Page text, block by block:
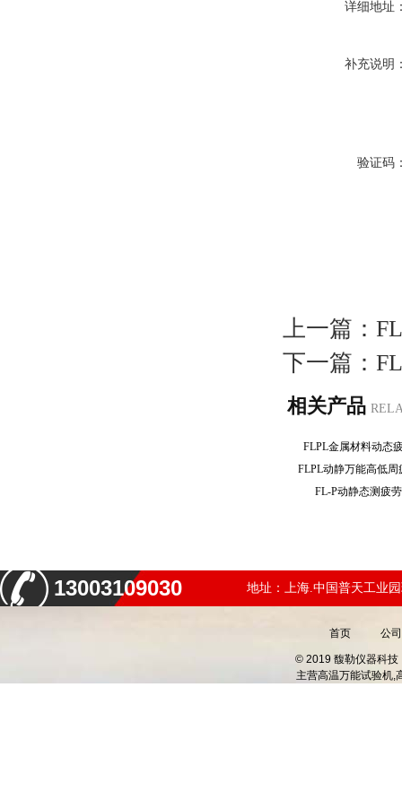
详细地址
补充说明
验证码
上一篇：
下一篇：
相关产品
FLPL金属材料动
FLPL动静万能高低
FL-P动静态测疲
13003109030 地址：上海.中国普天工业
首页 公
© 2019 馥勒仪器科技
主营高温万能试验机,